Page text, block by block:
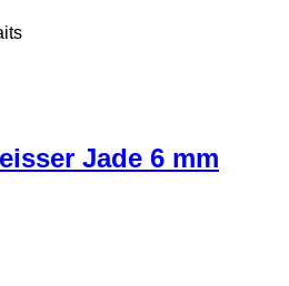
Jade 6 mm